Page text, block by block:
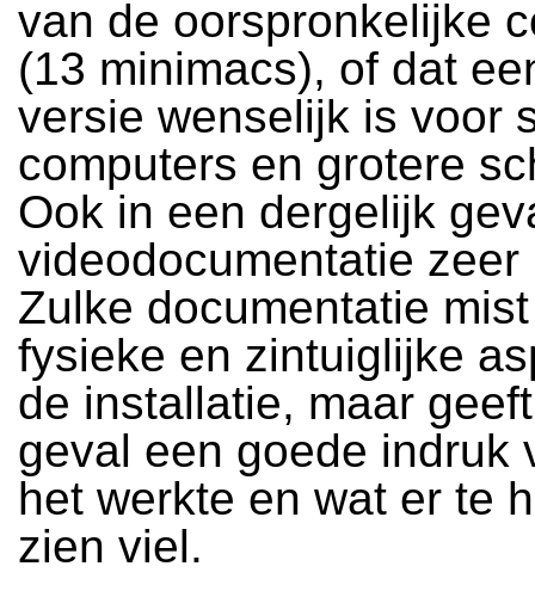
van de oorspronkelijke
(13 minimacs), of dat
versie wenselijk is voor
computers en grotere
Ook in een dergelijk
videodocumentatie zeer
Zulke documentatie
fysieke en zintuiglijke
de installatie, maar
geval een goede indruk
het werkte en wat er te
zien viel.